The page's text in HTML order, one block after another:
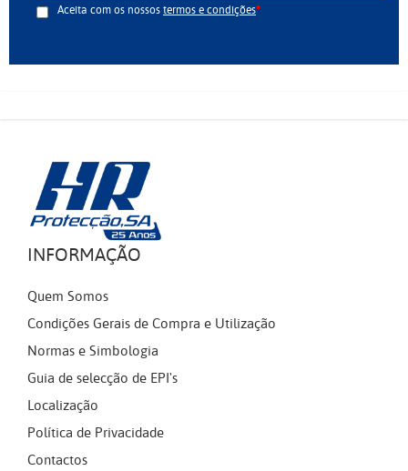
Aceita com os nossostermos e condições
INFORMAÇÃO
Quem Somos
Condições Gerais de Compra e Utilização
Normas e Simbologia
Guia de selecção de EPI's
Localização
Política de Privacidade
Contactos